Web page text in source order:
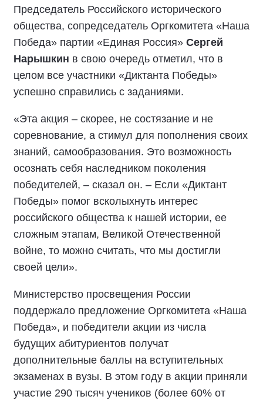
Председатель Российского исторического
общества, сопредседатель Оргкомитета «Наша
Победа» партии «Единая Россия» Сергей
Нарышкин в свою очередь отметил, что в
целом все участники «Диктанта Победы»
успешно справились с заданиями.
«Эта акция – скорее, не состязание и не
соревнование, а стимул для пополнения своих
знаний, самообразования. Это возможность
осознать себя наследником поколения
победителей, – сказал он. – Если «Диктант
Победы» помог всколыхнуть интерес
российского общества к нашей истории, ее
сложным этапам, Великой Отечественной
войне, то можно считать, что мы достигли
своей цели».
Министерство просвещения России
поддержало предложение Оргкомитета «Наша
Победа», и победители акции из числа
будущих абитуриентов получат
дополнительные баллы на вступительных
экзаменах в вузы. В этом году в акции приняли
участие 290 тысяч учеников (более 60% от